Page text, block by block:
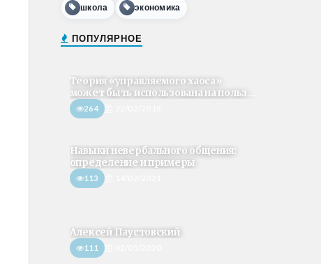
школа экономика
ПОПУЛЯРНОЕ
Теория «управляемого хаоса»
может быть использована на польз...
264
Навыки невербального общения:
определение и примеры
113
Алексей Паустовский
111